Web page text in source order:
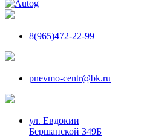
8(965)472-22-99
pnevmo-centr@bk.ru
ул. Евдокии
Бершанской 349Б